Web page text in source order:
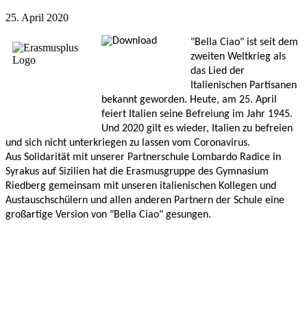
25. April 2020
"Bella Ciao" ist seit dem
zweiten Weltkrieg als
das Lied der
Italienischen Partisanen
bekannt geworden. Heute, am 25. April
feiert Italien seine Befreiung im Jahr 1945.
Und 2020 gilt es wieder, Italien zu befreien
und sich nicht unterkriegen zu lassen vom Coronavirus.
Aus Solidarität mit unserer Partnerschule Lombardo Radice in
Syrakus auf Sizilien hat die Erasmusgruppe des Gymnasium
Riedberg gemeinsam mit unseren italienischen Kollegen und
Austauschschülern und allen anderen Partnern der Schule eine
großartige Version von "Bella Ciao" gesungen.